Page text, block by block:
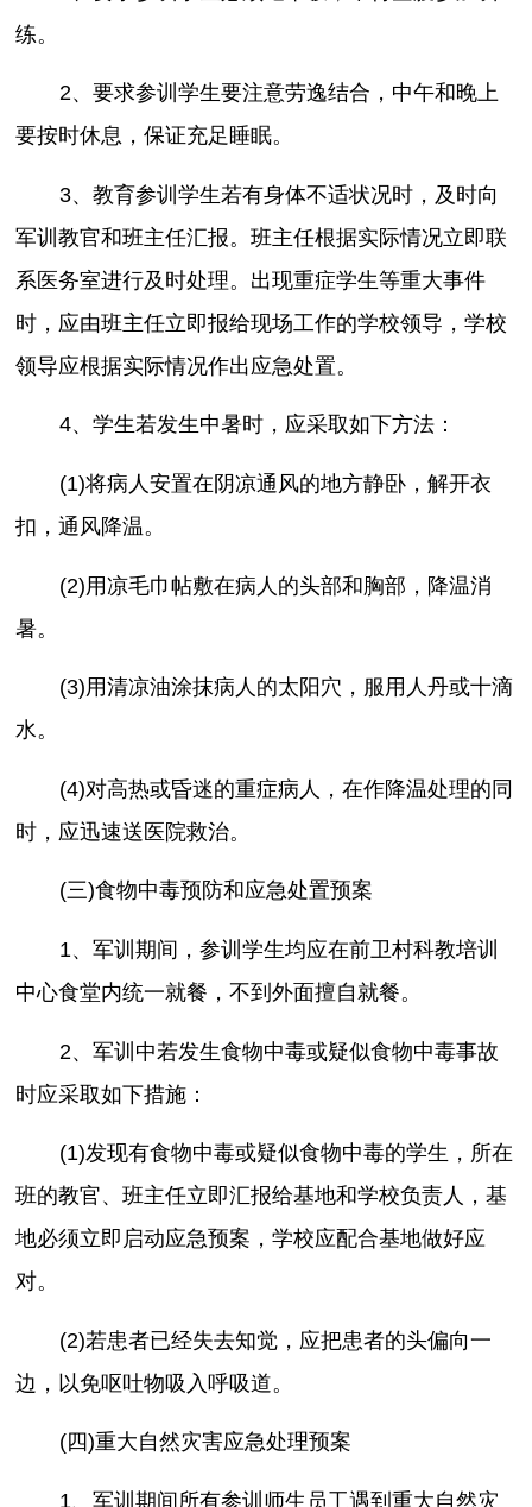
练。
2、要求参训学生要注意劳逸结合，中午和晚上
要按时休息，保证充足睡眠。
3、教育参训学生若有身体不适状况时，及时向
军训教官和班主任汇报。班主任根据实际情况立即联
系医务室进行及时处理。出现重症学生等重大事件
时，应由班主任立即报给现场工作的学校领导，学校
领导应根据实际情况作出应急处置。
4、学生若发生中暑时，应采取如下方法：
(1)将病人安置在阴凉通风的地方静卧，解开衣
扣，通风降温。
(2)用凉毛巾帖敷在病人的头部和胸部，降温消
暑。
(3)用清凉油涂抹病人的太阳穴，服用人丹或十滴
水。
(4)对高热或昏迷的重症病人，在作降温处理的同
时，应迅速送医院救治。
(三)食物中毒预防和应急处置预案
1、军训期间，参训学生均应在前卫村科教培训
中心食堂内统一就餐，不到外面擅自就餐。
2、军训中若发生食物中毒或疑似食物中毒事故
时应采取如下措施：
(1)发现有食物中毒或疑似食物中毒的学生，所在
班的教官、班主任立即汇报给基地和学校负责人，基
地必须立即启动应急预案，学校应配合基地做好应
对。
(2)若患者已经失去知觉，应把患者的头偏向一
边，以免呕吐物吸入呼吸道。
(四)重大自然灾害应急处理预案
1、军训期间所有参训师生员工遇到重大自然灾